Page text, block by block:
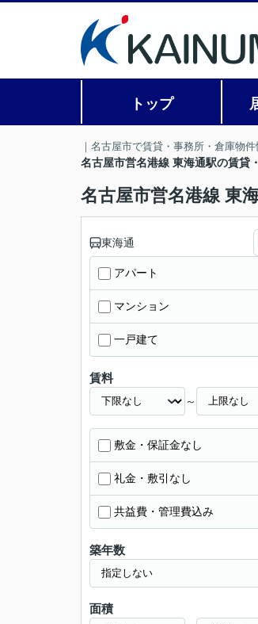
トップ
｜名古屋市で賃貸・事務所・倉庫物
名古屋市営名港線 東海通駅の賃貸
名古屋市営名港線 東
東海通
アパート
マンション
一戸建て
賃料
～
敷金・保証金なし
礼金・敷引なし
共益費・管理費込み
築年数
面積